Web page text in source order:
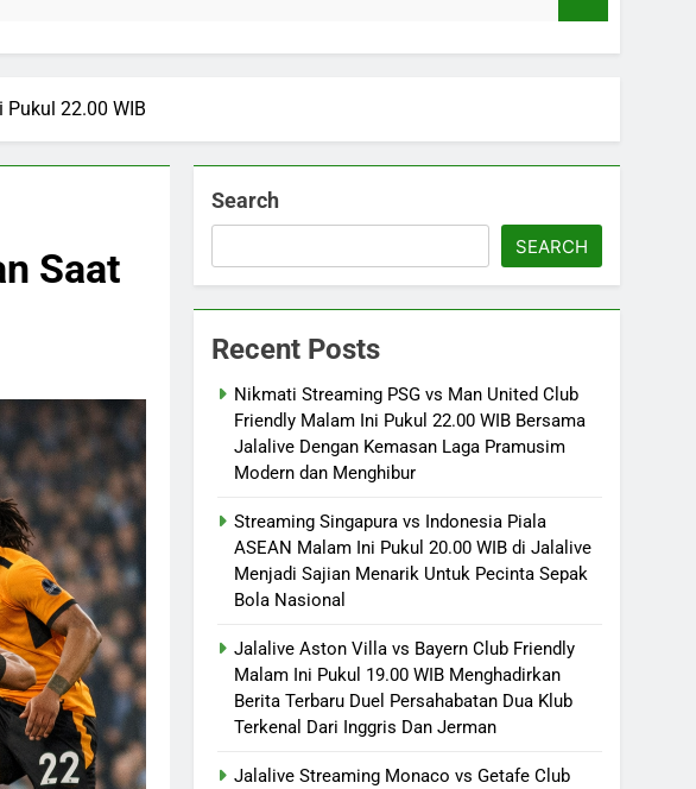
22.00 WIB
Saat
Search
SEARCH
Recent Posts
Nikmati Streaming PSG vs Man United Club
Friendly Malam Ini Pukul 22.00 WIB Bersama
Jalalive Dengan Kemasan Laga Pramusim
Modern dan Menghibur
Streaming Singapura vs Indonesia Piala
ASEAN Malam Ini Pukul 20.00 WIB di Jalalive
Menjadi Sajian Menarik Untuk Pecinta Sepak
Bola Nasional
Jalalive Aston Villa vs Bayern Club Friendly
Malam Ini Pukul 19.00 WIB Menghadirkan
Berita Terbaru Duel Persahabatan Dua Klub
Terkenal Dari Inggris Dan Jerman
Jalalive Streaming Monaco vs Getafe Club